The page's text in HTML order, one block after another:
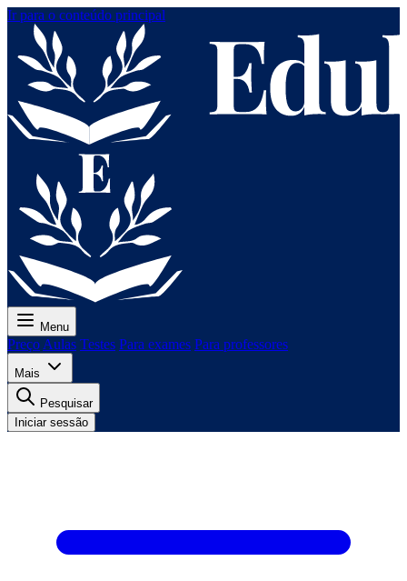
Ir para o conteúdo principal
Menu
Preço Aulas Testes Para exames Para professores
Mais
Pesquisar
Iniciar sessão